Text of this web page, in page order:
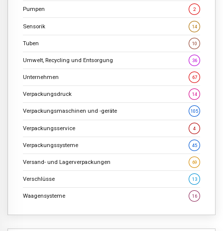
Pumpen 2
Sensorik 14
Tuben 10
Umwelt, Recycling und Entsorgung 36
Unternehmen 67
Verpackungsdruck 14
Verpackungsmaschinen und -geräte 105
Verpackungsservice 4
Verpackungssysteme 45
Versand- und Lagerverpackungen 69
Verschlüsse 13
Waagensysteme 16